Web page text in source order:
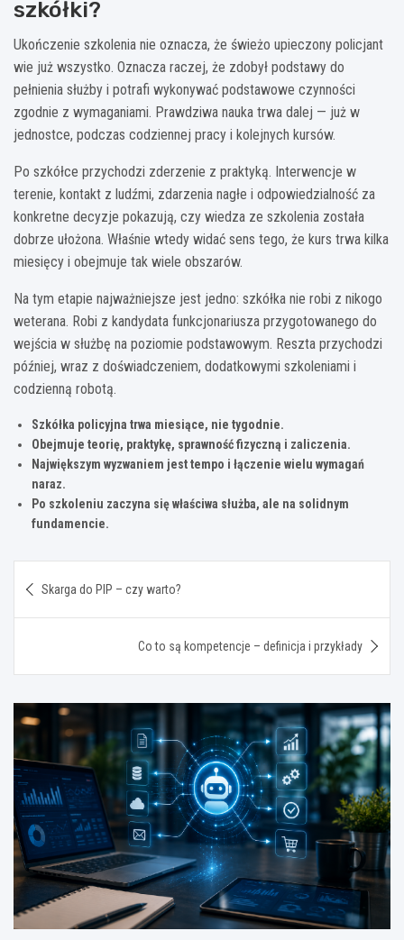
szkółki?
Ukończenie szkolenia nie oznacza, że świeżo upieczony policjant
wie już wszystko. Oznacza raczej, że zdobył podstawy do
pełnienia służby i potrafi wykonywać podstawowe czynności
zgodnie z wymaganiami. Prawdziwa nauka trwa dalej — już w
jednostce, podczas codziennej pracy i kolejnych kursów.
Po szkółce przychodzi zderzenie z praktyką. Interwencje w
terenie, kontakt z ludźmi, zdarzenia nagłe i odpowiedzialność za
konkretne decyzje pokazują, czy wiedza ze szkolenia została
dobrze ułożona. Właśnie wtedy widać sens tego, że kurs trwa kilka
miesięcy i obejmuje tak wiele obszarów.
Na tym etapie najważniejsze jest jedno: szkółka nie robi z nikogo
weterana. Robi z kandydata funkcjonariusza przygotowanego do
wejścia w służbę na poziomie podstawowym. Reszta przychodzi
później, wraz z doświadczeniem, dodatkowymi szkoleniami i
codzienną robotą.
Szkółka policyjna trwa miesiące, nie tygodnie.
Obejmuje teorię, praktykę, sprawność fizyczną i zaliczenia.
Największym wyzwaniem jest tempo i łączenie wielu wymagań
naraz.
Po szkoleniu zaczyna się właściwa służba, ale na solidnym
fundamencie.
wpisu
Skarga do PIP – czy warto?
Co to są kompetencje – definicja i przykłady